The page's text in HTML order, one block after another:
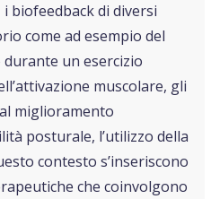
biofeedback di diversi
come ad esempio del
un esercizio
muscolare, gli
miglioramento
posturale, l’utilizzo della
contesto s’inseriscono
che coinvolgono